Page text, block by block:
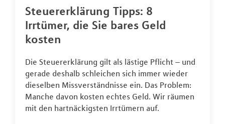
Steuererklärung Tipps: 8
Irrtümer, die Sie bares Geld
kosten
Die Steuererklärung gilt als lästige Pflicht – und
gerade deshalb schleichen sich immer wieder
dieselben Missverständnisse ein. Das Problem:
Manche davon kosten echtes Geld. Wir räumen
mit den hartnäckigsten Irrtümern auf.